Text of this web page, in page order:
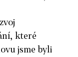
které
jsme byli